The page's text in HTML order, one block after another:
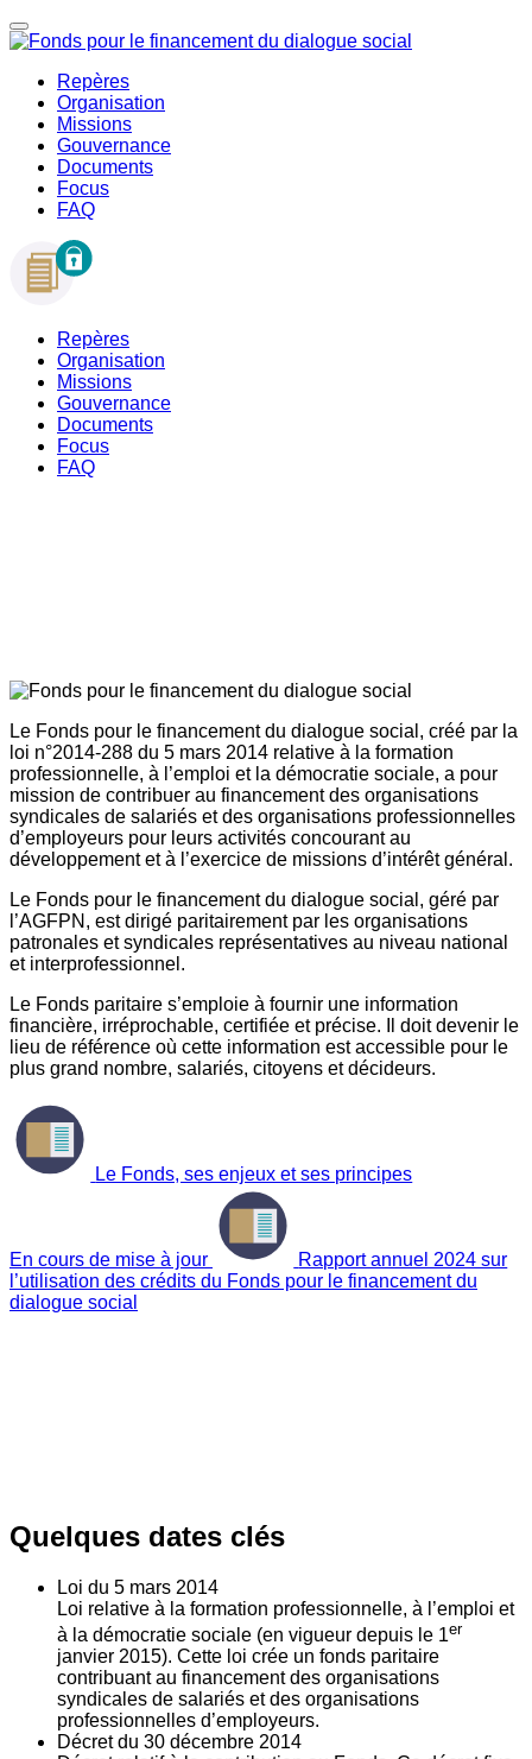
Repères
Organisation
Missions
Gouvernance
Documents
Focus
FAQ
Repères
Organisation
Missions
Gouvernance
Documents
Focus
FAQ
Le Fonds pour le financement du dialogue social, créé par la
loi n°2014-288 du 5 mars 2014 relative à la formation
professionnelle, à l’emploi et la démocratie sociale, a pour
mission de contribuer au financement des organisations
syndicales de salariés et des organisations professionnelles
d’employeurs pour leurs activités concourant au
développement et à l’exercice de missions d’intérêt général.
Le Fonds pour le financement du dialogue social, géré par
l’AGFPN, est dirigé paritairement par les organisations
patronales et syndicales représentatives au niveau national
et interprofessionnel.
Le Fonds paritaire s’emploie à fournir une information
financière, irréprochable, certifiée et précise. Il doit devenir le
lieu de référence où cette information est accessible pour le
plus grand nombre, salariés, citoyens et décideurs.
Le Fonds, ses enjeux et ses principes
En cours de mise à jour
Rapport annuel 2024 sur
l’utilisation des crédits du Fonds pour le financement du
dialogue social
Quelques dates clés
Loi du 5 mars 2014
Loi relative à la formation professionnelle, à l’emploi et
à la démocratie sociale (en vigueur depuis le 1er
janvier 2015). Cette loi crée un fonds paritaire
contribuant au financement des organisations
syndicales de salariés et des organisations
professionnelles d’employeurs.
Décret du 30 décembre 2014